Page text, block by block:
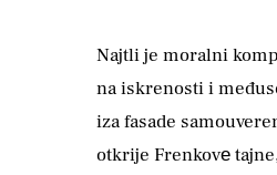
Najtli je moralni
na iskrenosti i
iza fasade
otkrije Frenkovе